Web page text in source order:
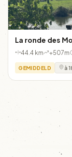
La ronde des
44.4 km +507m
GEMIDDELD à